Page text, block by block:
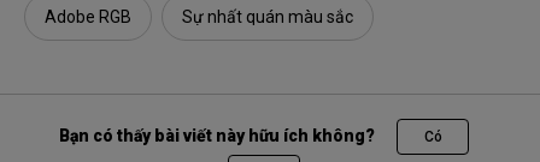
Adobe RGB Sự nhất quán màu sắc
Bạn có thấy bài viết này hữu ích không? Có